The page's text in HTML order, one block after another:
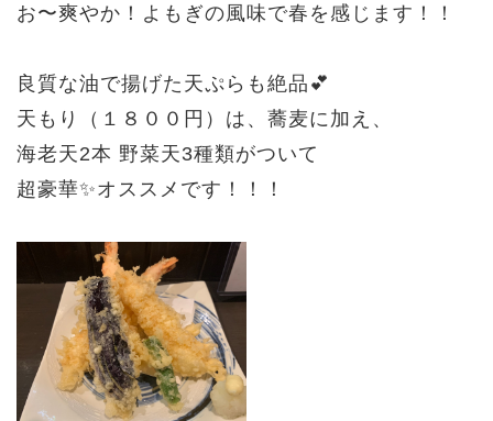
お〜爽やか！よもぎの風味で春を感じます！！
良質な油で揚げた天ぷらも絶品💕
天もり（１８００円）は、蕎麦に加え、
海老天2本 野菜天3種類がついて
超豪華✨オススメです！！！